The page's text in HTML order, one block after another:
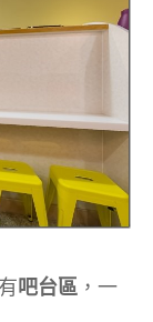
吧台區 ，一